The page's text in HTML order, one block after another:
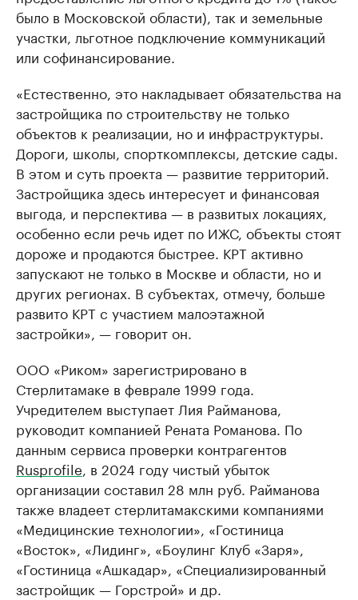
было в Московской области), так и земельные
участки, льготное подключение коммуникаций
или софинансирование.
«Естественно, это накладывает обязательства на
застройщика по строительству не только
объектов к реализации, но и инфраструктуры.
Дороги, школы, спорткомплексы, детские сады.
В этом и суть проекта — развитие территорий.
Застройщика здесь интересует и финансовая
выгода, и перспектива — в развитых локациях,
особенно если речь идет по ИЖС, объекты стоят
дороже и продаются быстрее. КРТ активно
запускают не только в Москве и области, но и
других регионах. В субъектах, отмечу, больше
развито КРТ с участием малоэтажной
застройки», — говорит он.
ООО «Риком» зарегистрировано в
Стерлитамаке в феврале 1999 года.
Учредителем выступает Лия Райманова,
руководит компанией Рената Романова. По
данным сервиса проверки контрагентов
Rusprofile, в 2024 году чистый убыток
организации составил 28 млн руб. Райманова
также владеет стерлитамакскими компаниями
«Медицинские технологии», «Гостиница
«Восток», «Лидинг», «Боулинг Клуб «Заря»,
«Гостиница «Ашкадар», «Специализированный
застройщик — Горстрой» и др.